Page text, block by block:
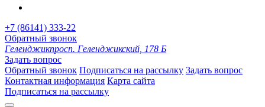
+7 (86141) 333-22
Обратный звонок
Геленджикпросп. Геленджикский, 178 Б
Задать вопрос
Обратный звонок Подписаться на рассылку Задать вопрос
Контактная информация Карта сайта
Подписаться на рассылку